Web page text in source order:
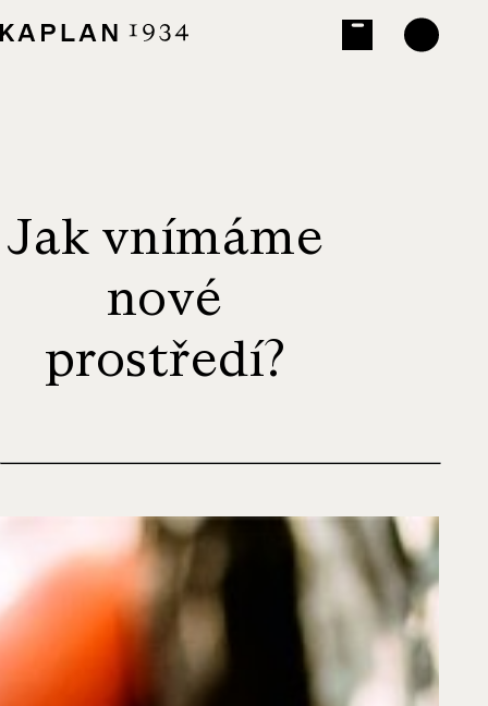
Jak vnímáme
nové
prostředí?